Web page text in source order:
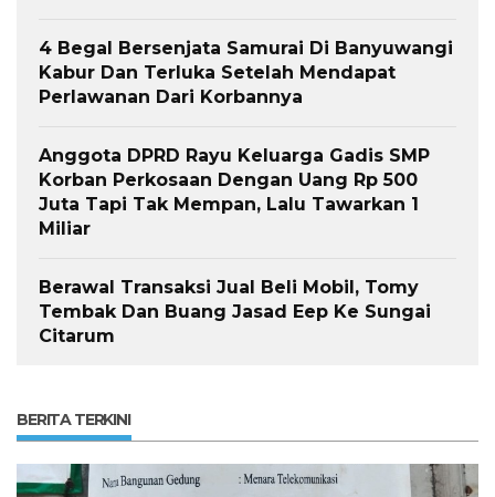
4 Begal Bersenjata Samurai Di Banyuwangi
Kabur Dan Terluka Setelah Mendapat
Perlawanan Dari Korbannya
Anggota DPRD Rayu Keluarga Gadis SMP
Korban Perkosaan Dengan Uang Rp 500
Juta Tapi Tak Mempan, Lalu Tawarkan 1
Miliar
Berawal Transaksi Jual Beli Mobil, Tomy
Tembak Dan Buang Jasad Eep Ke Sungai
Citarum
BERITA TERKINI